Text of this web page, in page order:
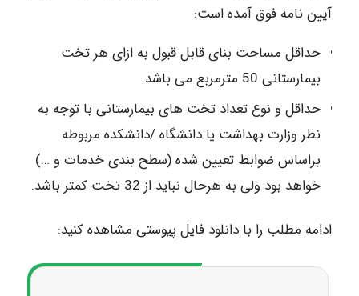
آیین نامه فوق آمده است:
حداقل مساحت بنای قابل قبول به ازای هر تخت
بیمارستانی 50 مترمربع می باشد.
حداقل و نوع تعداد تخت های بیمارستانی با توجه به
نظر وزارت بهداشت یا دانشگاه /دانشکده مربوطه
براساس ضوابط تعیین شده (سطح بندی خدمات و …)
خواهد بود ولی به هرحال نباید از 32 تخت کمتر باشد.
ادامه مطلب را با دانلود فایل پیوستی مشاهده کنید: